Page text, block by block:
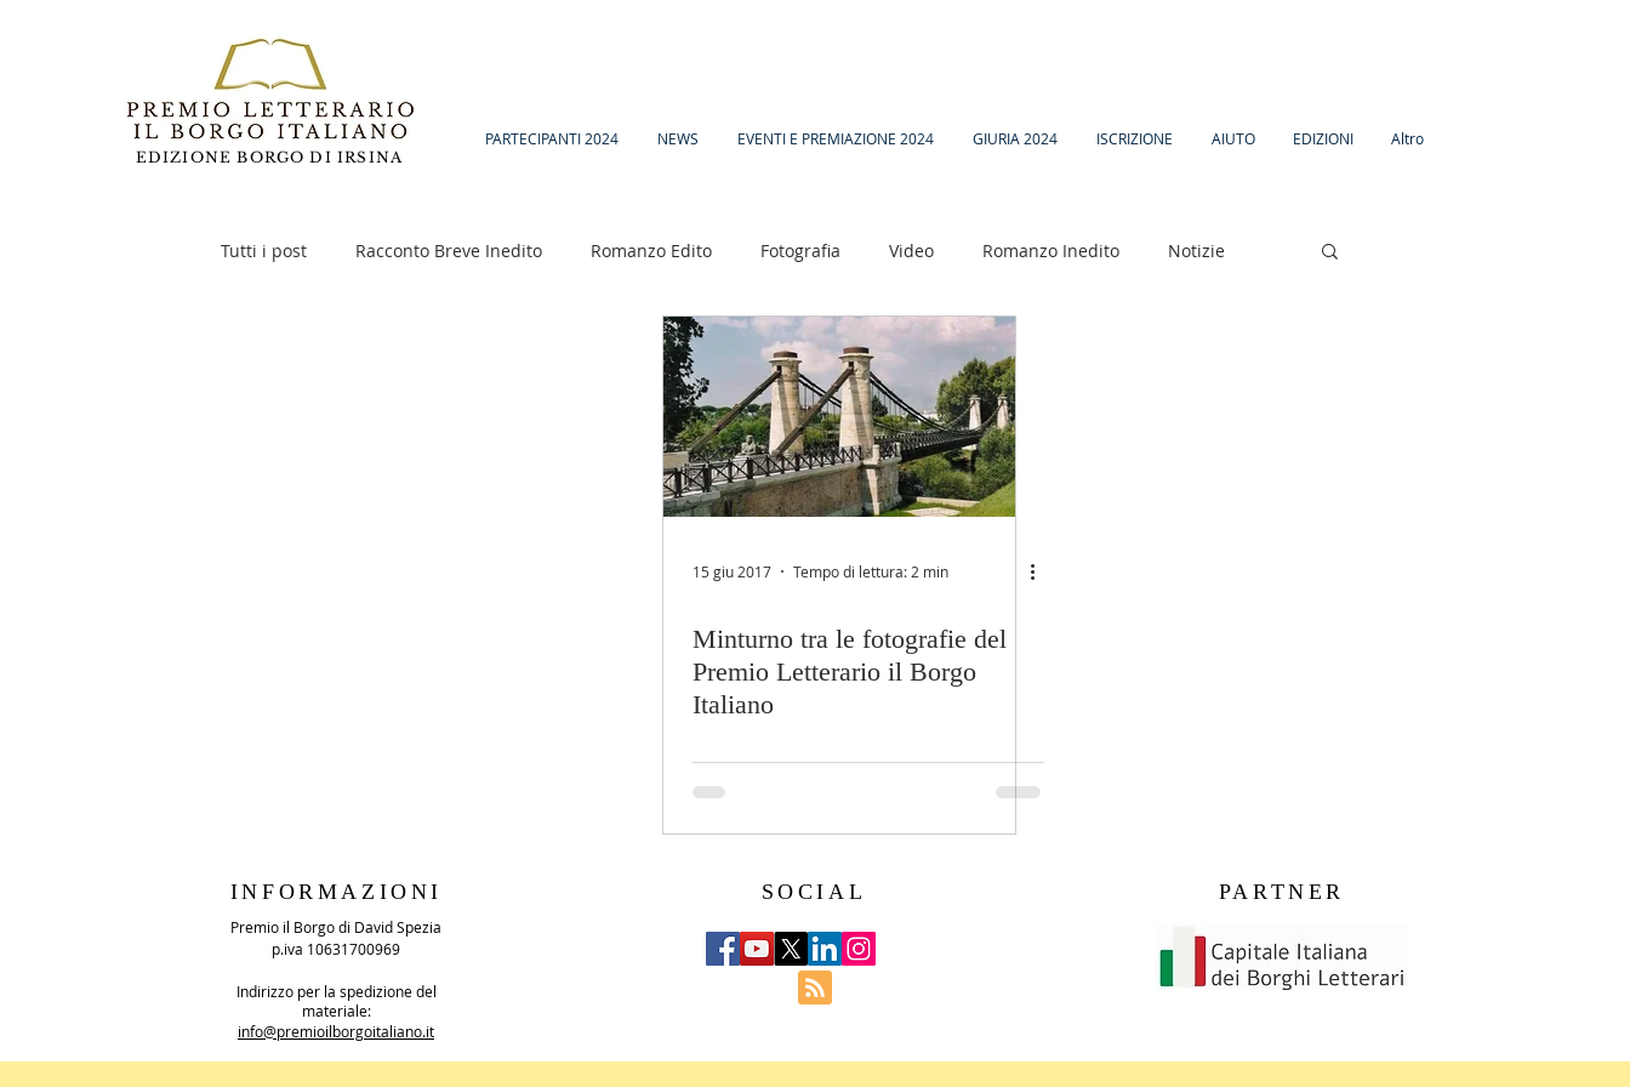
EDIZIONE BORGO DI IRSINA
PARTECIPANTI 2024 NEWS EVENTI E PREMIAZIONE 2024 GIURIA 2024 ISCRIZIONE AIUTO EDIZIONI Altro
Tutti i post Racconto Breve Inedito Romanzo Edito Fotografia Video Romanzo Inedito Notizie
15 giu 2017 Tempo di lettura: 2 min
Minturno tra le fotografie del
Premio Letterario il Borgo
Italiano
INFORMAZIONI
Premio il Borgo di David Spezia
p.iva 10631700969
Indirizzo per la spedizione del
materiale:
info@premioilborgoitaliano.it
SOCIAL PARTNER